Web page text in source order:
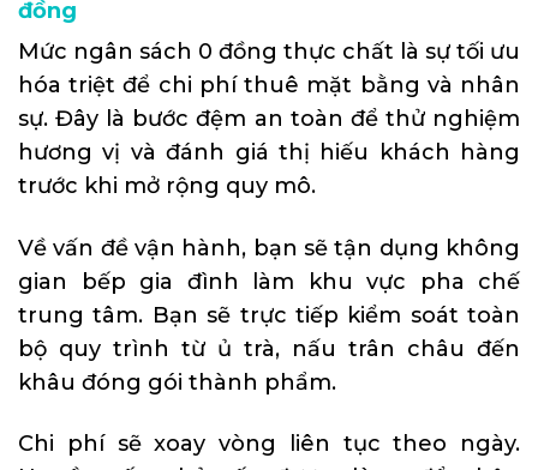
đồng
Mức ngân sách 0 đồng thực chất là sự tối ưu
hóa triệt để chi phí thuê mặt bằng và nhân
sự. Đây là bước đệm an toàn để thử nghiệm
hương vị và đánh giá thị hiếu khách hàng
trước khi mở rộng quy mô.
Về vấn đề vận hành, bạn sẽ tận dụng không
gian bếp gia đình làm khu vực pha chế
trung tâm. Bạn sẽ trực tiếp kiểm soát toàn
bộ quy trình từ ủ trà, nấu trân châu đến
khâu đóng gói thành phẩm.
Chi phí sẽ xoay vòng liên tục theo ngày.